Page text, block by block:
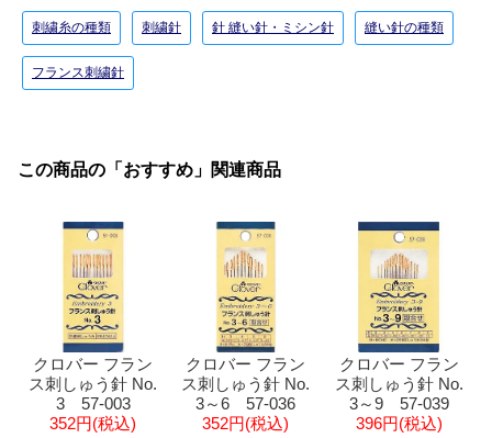
刺繍糸の種類 刺繍針 針 縫い針・ミシン針 縫い針の種類
フランス刺繍針
この商品の「おすすめ」関連商品
クロバー フラン
ス刺しゅう針 No.
3 57-003
352円(税込)
クロバー フラン
ス刺しゅう針 No.
3～6 57-036
352円(税込)
クロバー フラン
ス刺しゅう針 No.
3～9 57-039
396円(税込)